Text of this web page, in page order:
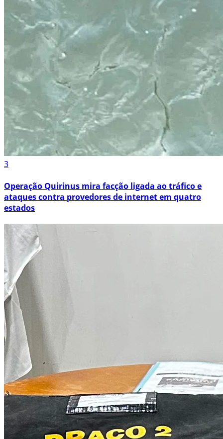
3
Operação Quirinus mira facção ligada ao tráfico e
ataques contra provedores de internet em quatro
estados